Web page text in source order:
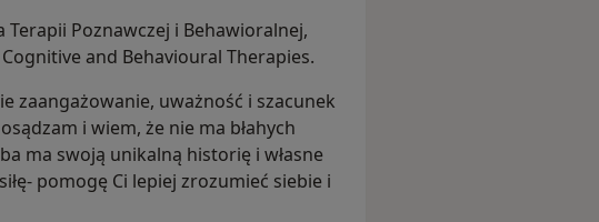
Terapii Poznawczej i Behawioralnej,
and Behavioural Therapies.
zaangażowanie, uważność i szacunek
i wiem, że nie ma błahych
ma swoją unikalną historię i własne
pomogę Ci lepiej zrozumieć siebie i